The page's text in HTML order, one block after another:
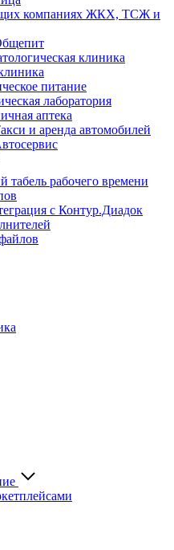
компаниях ЖКХ, ТСЖ и
клиника
питание
лаборатория
аптека
и аренда автомобилей
рабочего времени
с Контур.Диадок